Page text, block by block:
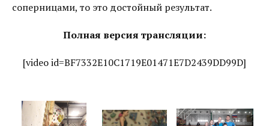
соперницами, то это достойный результат.
Полная версия трансляции:
[video id=BF7332E10C1719E01471E7D2439DD99D]